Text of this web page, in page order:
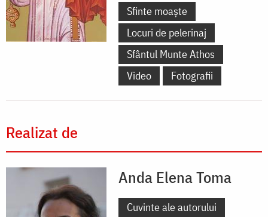
Sfinte moaște
Locuri de pelerinaj
Sfântul Munte Athos
Video
Fotografii
Realizat de
Anda Elena Toma
Cuvinte ale autorului